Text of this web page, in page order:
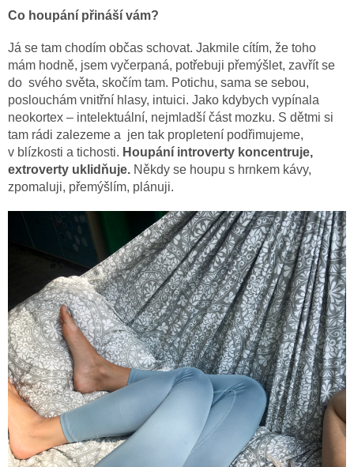
Co houpání přináší vám?
Já se tam chodím občas schovat. Jakmile cítím, že toho
mám hodně, jsem vyčerpaná, potřebuji přemýšlet, zavřít se
do svého světa, skočím tam. Potichu, sama se sebou,
poslouchám vnitřní hlasy, intuici. Jako kdybych vypínala
neokortex – intelektuální, nejmladší část mozku. S dětmi si
tam rádi zalezeme a jen tak propletení podřimujeme,
v blízkosti a tichosti. Houpání introverty koncentruje,
extroverty uklidňuje. Někdy se houpu s hrnkem kávy,
zpomaluji, přemýšlím, plánuji.